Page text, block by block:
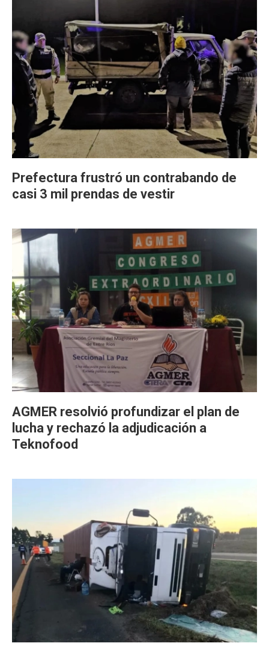
Prefectura frustró un contrabando de
casi 3 mil prendas de vestir
AGMER resolvió profundizar el plan de
lucha y rechazó la adjudicación a
Teknofood